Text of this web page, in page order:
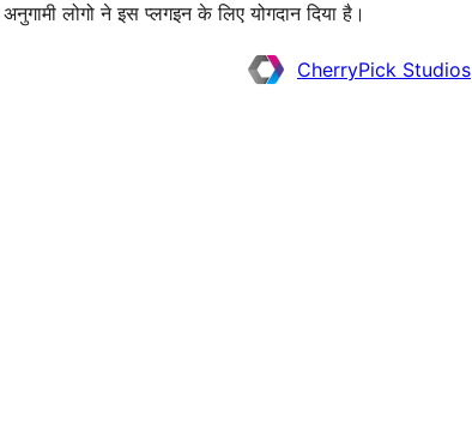
लोगो ने इस प्लगइन के लिए योगदान दिया है।
CherryPick Studios